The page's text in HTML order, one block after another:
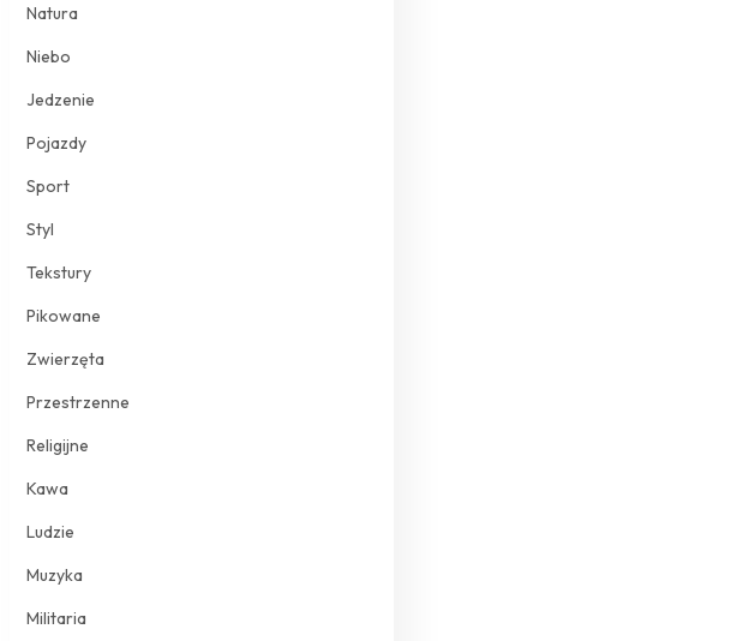
Natura
Niebo
Jedzenie
Pojazdy
Sport
Styl
Tekstury
Pikowane
Zwierzęta
Przestrzenne
Religijne
Kawa
Ludzie
Muzyka
Militaria